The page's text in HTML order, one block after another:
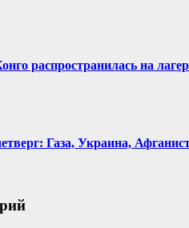
распространилась на
Газа, Украина,